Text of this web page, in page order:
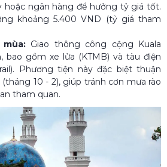
hoặc ngân hàng để hưởng tỷ giá tốt.
khoảng 5.400 VND (tỷ giá tham
Giao thông công cộng Kuala
bao gồm xe lửa (KTMB) và tàu điện
Phương tiện này đặc biệt thuận
10 - 2), giúp tránh cơn mưa rào
tham quan.